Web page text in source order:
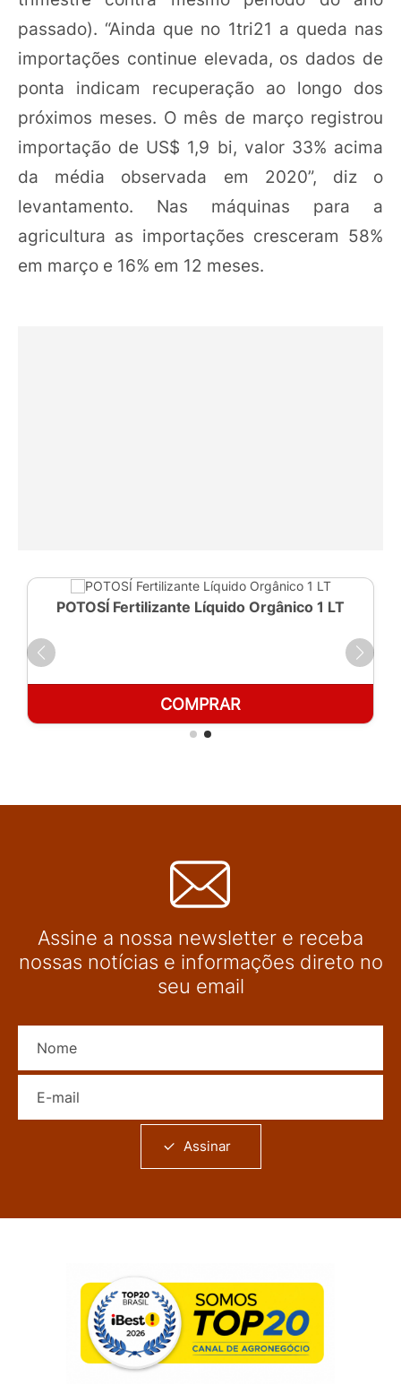
passado). “Ainda que no 1tri21 a queda nas
importações continue elevada, os dados de
ponta indicam recuperação ao longo dos
próximos meses. O mês de março registrou
importação de US$ 1,9 bi, valor 33% acima
da média observada em 2020”, diz o
levantamento. Nas máquinas para a
agricultura as importações cresceram 58%
em março e 16% em 12 meses.
POTOSÍ Fertilizante Líquido Orgânico 1 LT
COMPRAR
Assine a nossa newsletter e receba
nossas notícias e informações direto no
seu email
Assinar